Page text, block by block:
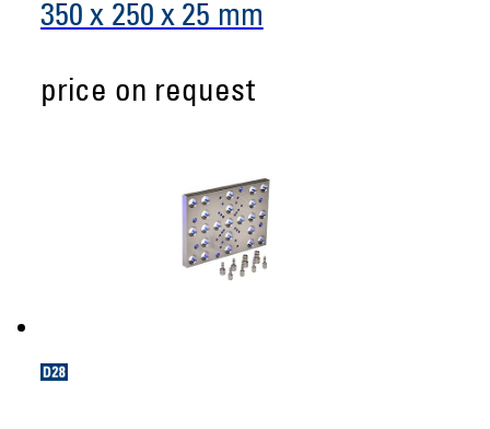
350 x 250 x 25 mm
price on request